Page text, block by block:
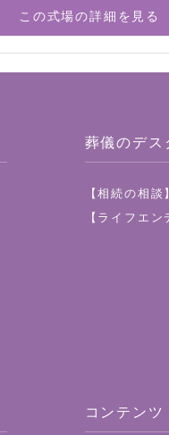
この式場の詳細を見る
葬儀のデス
【相続の相
【ライフエ
コンテンツ